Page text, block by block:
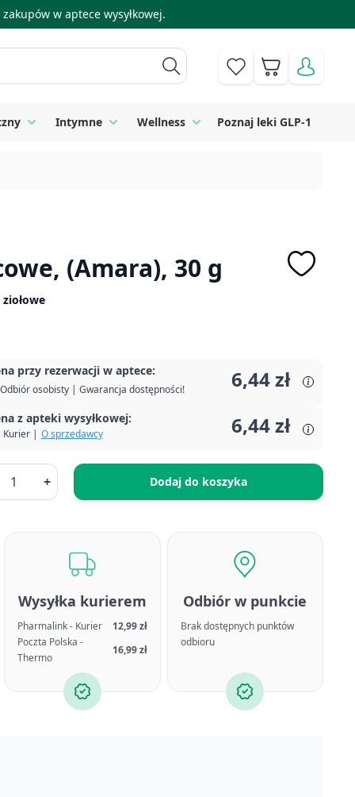
w aptece wysyłkowej.
Koszyk
Toggle submenu for Sprzęt medyczny
Intymne Toggle submenu for Intymne
Wellness Toggle submenu for Wellness
Poznaj leki GLP-1
(Amara), 30 g
przy rezerwacji w aptece:
Odbiór osobisty | Gwarancja dostępności! 6,44 zł
z apteki wysyłkowej:
Kurier | O sprzedawcy 6,44 zł
+ Dodaj do koszyka
Wysyłka kurierem
Pharmalink - Kurier
12,99 zł
Poczta Polska -
Thermo
16,99 zł
Odbiór w punkcie
Brak dostępnych punktów
odbioru